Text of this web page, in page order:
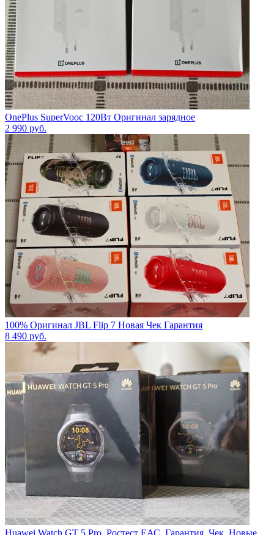
OnePlus SuperVooc 120Вт Оригинал зарядное
2 990 руб.
100% Оригинал JBL Flip 7 Новая Чек Гарантия
8 490 руб.